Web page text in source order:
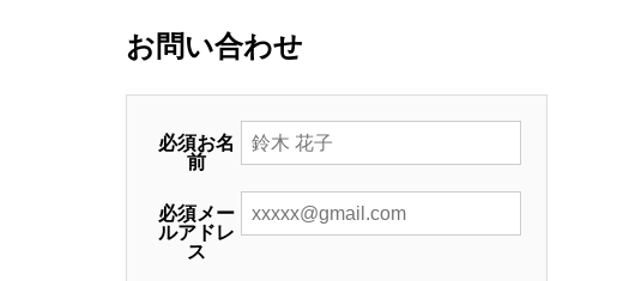
お問い合わせ
必須お名
前
必須メー
ルアドレ
ス